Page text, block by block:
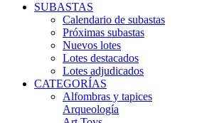
SUBASTAS
Calendario de subastas
Próximas subastas
Nuevos lotes
Lotes destacados
Lotes adjudicados
CATEGORÍAS
Alfombras y tapices
Arqueología